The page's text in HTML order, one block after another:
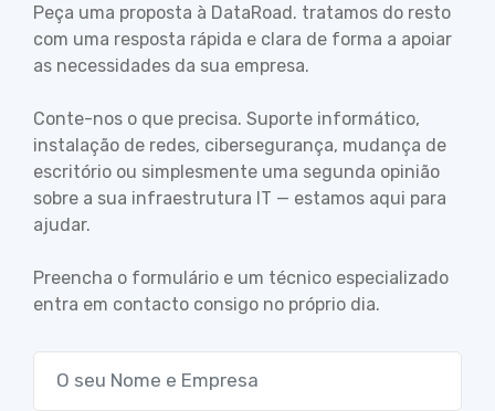
Peça uma proposta à DataRoad. tratamos do resto
com uma resposta rápida e clara de forma a apoiar
as necessidades da sua empresa.
Conte-nos o que precisa. Suporte informático,
instalação de redes, cibersegurança, mudança de
escritório ou simplesmente uma segunda opinião
sobre a sua infraestrutura IT — estamos aqui para
ajudar.
Preencha o formulário e um técnico especializado
entra em contacto consigo no próprio dia.